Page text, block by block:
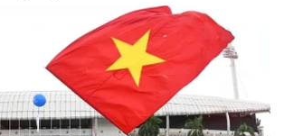
Vũ khí
Việt Nam
Phân tích